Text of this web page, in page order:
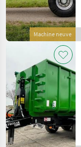
Machine neuve